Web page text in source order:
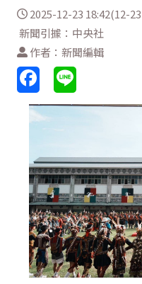
2025-12-23 18:42(12-
新聞引據：中央社
作者：新聞編輯